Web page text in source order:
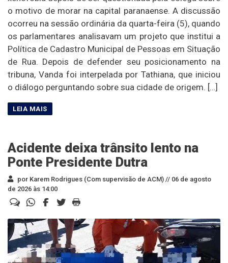
o motivo de morar na capital paranaense. A discussão
ocorreu na sessão ordinária da quarta-feira (5), quando
os parlamentares analisavam um projeto que institui a
Política de Cadastro Municipal de Pessoas em Situação
de Rua. Depois de defender seu posicionamento na
tribuna, Vanda foi interpelada por Tathiana, que iniciou
o diálogo perguntando sobre sua cidade de origem. […]
Acidente deixa trânsito lento na
Ponte Presidente Dutra
por Karem Rodrigues (Com supervisão de ACM) // 06 de agosto
de 2026 às 14:00